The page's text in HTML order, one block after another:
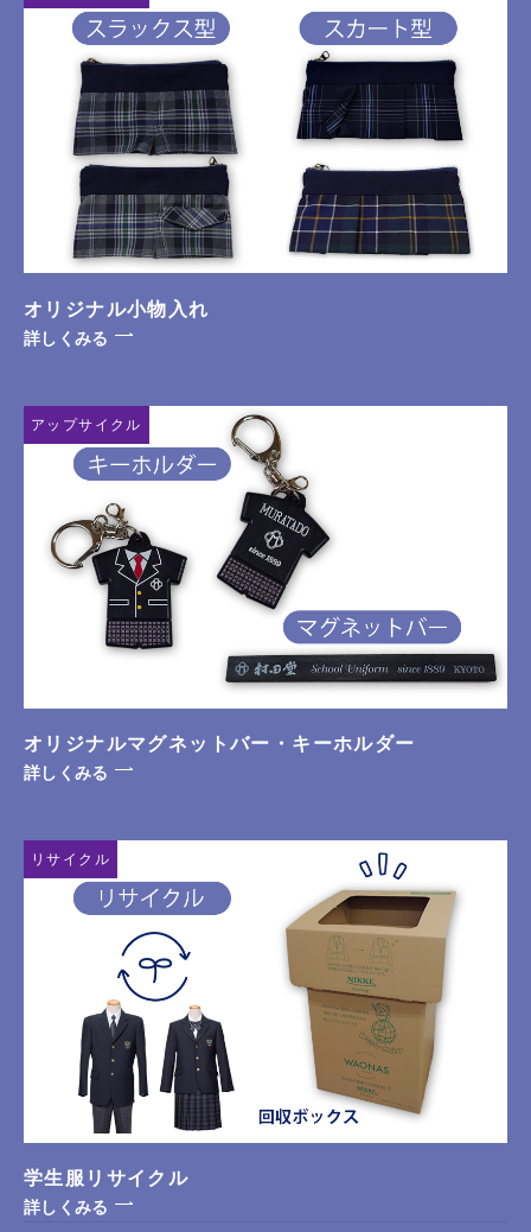
オリジナル小物入れ
詳しくみる
アップサイクル
オリジナルマグネットバー・キーホルダー
詳しくみる
リサイクル
学生服リサイクル
詳しくみる